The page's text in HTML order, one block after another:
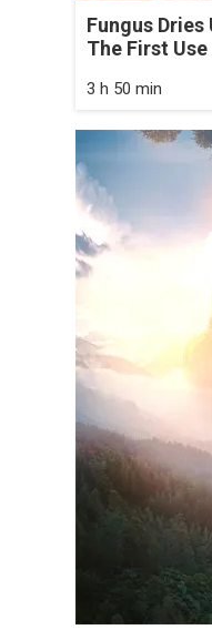
Fungus
The First Use
3 h 50 min